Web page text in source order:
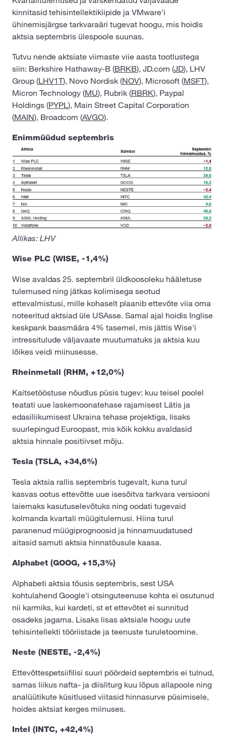
kinnitasid tehisintellektikiipide ja VMware'i
ühinemisjärgse tarkvaraäri tugevat hoogu, mis hoidis
aktsia septembris ülespoole suunas.
Tutvu nende aktsiate viimaste viie aasta tootlustega
siin: Berkshire Hathaway-B (BRKB), JD.com (JD), LHV
Group (LHV1T), Novo Nordisk (NOV), Microsoft (MSFT),
Micron Technology (MU), Rubrik (RBRK), Paypal
Holdings (PYPL), Main Street Capital Corporation
(MAIN), Broadcom (AVGO).
Enimmüüdud septembris
Allikas: LHV
Wise PLC (WISE, -1,4%)
Wise avaldas 25. septembril üldkoosoleku hääletuse
tulemused ning jätkas kolimisega seotud
ettevalmistusi, mille kohaselt plaanib ettevõte viia oma
noteeritud aktsiad üle USAsse. Samal ajal hoidis Inglise
keskpank baasmäära 4% tasemel, mis jättis Wise'i
intressitulude väljavaate muutumatuks ja aktsia kuu
lõikes veidi miinusesse.
Rheinmetall (RHM, +12,0%)
Kaitsetööstuse nõudlus püsis tugev: kuu teisel poolel
teatati uue laskemoonatehase rajamisest Lätis ja
edasiliikumisest Ukraina tehase projektiga, lisaks
suurlepingud Euroopast, mis kõik kokku avaldasid
aktsia hinnale positiivset mõju.
Tesla (TSLA, +34,6%)
Tesla aktsia rallis septembris tugevalt, kuna turul
kasvas ootus ettevõtte uue isesõitva tarkvara versiooni
laiemaks kasutuselevõtuks ning oodati tugevaid
kolmanda kvartali müügitulemusi. Hiina turul
paranenud müügiprognoosid ja hinnamuudatused
aitasid samuti aktsia hinnatõusule kaasa.
Alphabet (GOOG, +15,3%)
Alphabeti aktsia tõusis septembris, sest USA
kohtulahend Google'i otsinguteenuse kohta ei osutunud
nii karmiks, kui kardeti, st et ettevõtet ei sunnitud
osadeks jagama. Lisaks lisas aktsiale hoogu uute
tehisintellekti tööriistade ja teenuste turuletoomine.
Neste (NESTE, -2,4%)
Ettevõttespetsiifilisi suuri pöördeid septembris ei tulnud,
samas liikus nafta- ja diisliturg kuu lõpus allapoole ning
analüütikute küsitlused viitasid hinnasurve püsimisele,
hoides aktsiat kerges miinuses.
Intel (INTC, +42,4%)